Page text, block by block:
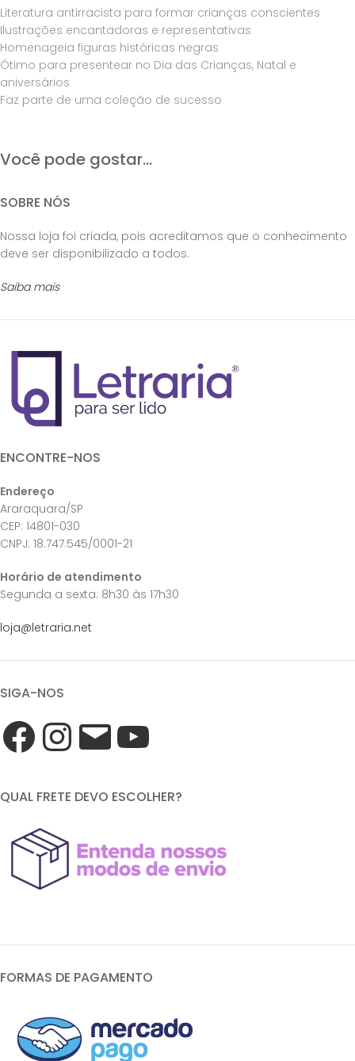
Literatura antirracista para formar crianças conscientes
Ilustrações encantadoras e representativas
Homenageia figuras históricas negras
Ótimo para presentear no Dia das Crianças, Natal e
aniversários
Faz parte de uma coleção de sucesso
Você pode gostar...
SOBRE NÓS
Nossa loja foi criada, pois acreditamos que o conhecimento
deve ser disponibilizado a todos.
Saiba mais
ENCONTRE-NOS
Endereço
Araraquara/SP
CEP: 14801-030
CNPJ: 18.747.545/0001-21
Horário de atendimento
Segunda a sexta: 8h30 às 17h30
loja@letraria.net
SIGA-NOS
QUAL FRETE DEVO ESCOLHER?
FORMAS DE PAGAMENTO